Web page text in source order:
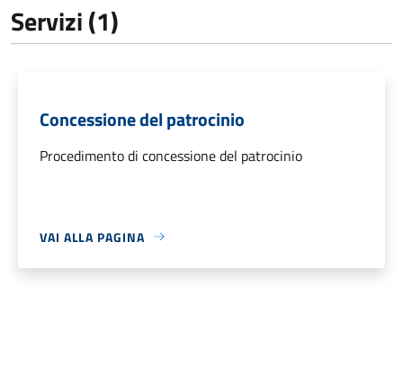
Servizi (1)
Concessione del patrocinio
Procedimento di concessione del patrocinio
VAI ALLA PAGINA